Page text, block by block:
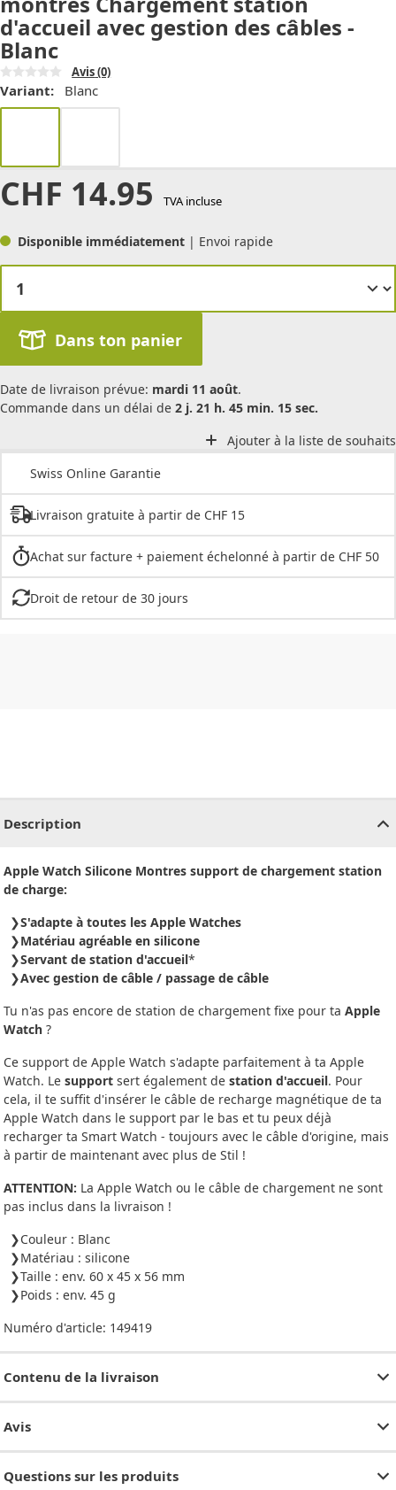
d'accueil avec gestion des câbles -
Blanc
Avis(0)
Variant: Blanc
CHF 14.95 TVA incluse
Disponible immédiatement | Envoi rapide
Dans ton panier
Date de livraison prévue: mardi 11 août.
Commande dans un délai de 2 j. 21 h. 45 min. 15 sec.
Ajouter à la liste de souhaits
Swiss Online Garantie
Livraison gratuite à partir de CHF 15
Achat sur facture + paiement échelonné à partir de CHF 50
Droit de retour de 30 jours
Description
Apple Watch Silicone Montres support de chargement station
de charge:
S'adapte à toutes les Apple Watches
Matériau agréable en silicone
Servant de station d'accueil*
Avec gestion de câble / passage de câble
Tu n'as pas encore de station de chargement fixe pour ta Apple
Watch ?
Ce support de Apple Watch s'adapte parfaitement à ta Apple
Watch. Le support sert également de station d'accueil. Pour
cela, il te suffit d'insérer le câble de recharge magnétique de ta
Apple Watch dans le support par le bas et tu peux déjà
recharger ta Smart Watch - toujours avec le câble d'origine, mais
à partir de maintenant avec plus de Stil !
ATTENTION: La Apple Watch ou le câble de chargement ne sont
pas inclus dans la livraison !
Couleur : Blanc
Matériau : silicone
Taille : env. 60 x 45 x 56 mm
Poids : env. 45 g
Numéro d'article: 149419
Contenu de la livraison
Avis
Questions sur les produits